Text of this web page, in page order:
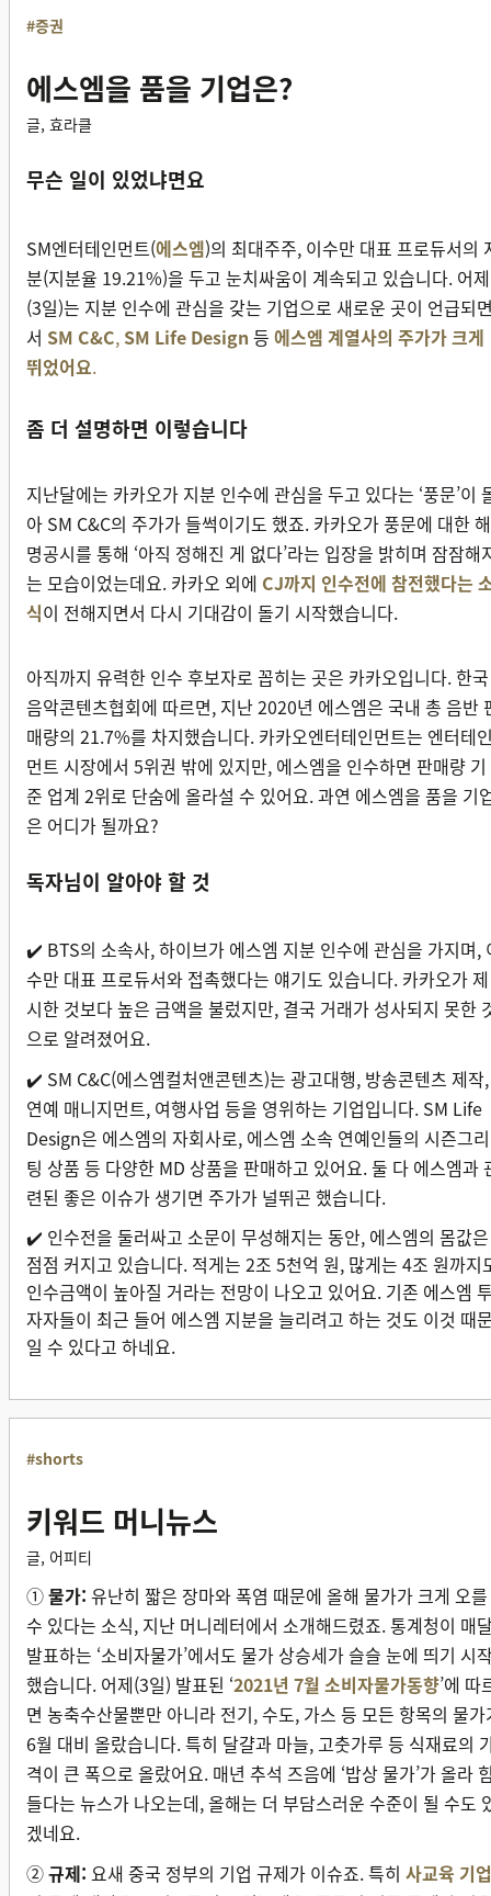
#증권
에스엠을 품을 기업은?
글, 효라클
무슨 일이 있었냐면요
SM엔터테인먼트(에스엠)의 최대주주, 이수만 대표 프로듀서의
분(지분율 19.21%)을 두고 눈치싸움이 계속되고 있습니다. 어제
(3일)는 지분 인수에 관심을 갖는 기업으로 새로운 곳이 언급되
서 SM C&C, SM Life Design 등 에스엠 계열사의 주가가 크게
뛰었어요.
좀 더 설명하면 이렇습니다
지난달에는 카카오가 지분 인수에 관심을 두고 있다는 ‘풍문’이
아 SM C&C의 주가가 들썩이기도 했죠. 카카오가 풍문에 대한 해
명공시를 통해 ‘아직 정해진 게 없다’라는 입장을 밝히며 잠잠해
는 모습이었는데요. 카카오 외에 CJ까지 인수전에 참전했다는
식이 전해지면서 다시 기대감이 돌기 시작했습니다.
아직까지 유력한 인수 후보자로 꼽히는 곳은 카카오입니다. 한국
음악콘텐츠협회에 따르면, 지난 2020년 에스엠은 국내 총 음반
매량의 21.7%를 차지했습니다. 카카오엔터테인먼트는 엔터테
먼트 시장에서 5위권 밖에 있지만, 에스엠을 인수하면 판매량 기
준 업계 2위로 단숨에 올라설 수 있어요. 과연 에스엠을 품을 기
은 어디가 될까요?
독자님이 알아야 할 것
✔️ BTS의 소속사, 하이브가 에스엠 지분 인수에 관심을 가지며,
수만 대표 프로듀서와 접촉했다는 얘기도 있습니다. 카카오가 제
시한 것보다 높은 금액을 불렀지만, 결국 거래가 성사되지 못한
으로 알려졌어요.
✔️ SM C&C(에스엠컬처앤콘텐츠)는 광고대행, 방송콘텐츠 제작,
연예 매니지먼트, 여행사업 등을 영위하는 기업입니다. SM Life
Design은 에스엠의 자회사로, 에스엠 소속 연예인들의 시즌그리
팅 상품 등 다양한 MD 상품을 판매하고 있어요. 둘 다 에스엠과
련된 좋은 이슈가 생기면 주가가 널뛰곤 했습니다.
✔️ 인수전을 둘러싸고 소문이 무성해지는 동안, 에스엠의 몸값은
점점 커지고 있습니다. 적게는 2조 5천억 원, 많게는 4조 원까지
인수금액이 높아질 거라는 전망이 나오고 있어요. 기존 에스엠
자자들이 최근 들어 에스엠 지분을 늘리려고 하는 것도 이것 때
일 수 있다고 하네요.
#shorts
키워드 머니뉴스
글, 어피티
①물가: 유난히 짧은 장마와 폭염 때문에 올해 물가가 크게 오를
수 있다는 소식, 지난 머니레터에서 소개해드렸죠. 통계청이 매
발표하는 ‘소비자물가’에서도 물가 상승세가 슬슬 눈에 띄기 시
했습니다. 어제(3일) 발표된 ‘2021년 7월 소비자물가동향’에 따
면 농축수산물뿐만 아니라 전기, 수도, 가스 등 모든 항목의 물가
6월 대비 올랐습니다. 특히 달걀과 마늘, 고춧가루 등 식재료의
격이 큰 폭으로 올랐어요. 매년 추석 즈음에 ‘밥상 물가’가 올라
들다는 뉴스가 나오는데, 올해는 더 부담스러운 수준이 될 수도
겠네요.
②규제: 요새 중국 정부의 기업 규제가 이슈죠. 특히 사교육 기업